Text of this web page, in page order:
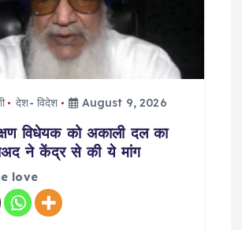
देश- विदेश August 9, 2026
विधेयक को अकाली दल का
ने केंद्र से की ये मांग
love